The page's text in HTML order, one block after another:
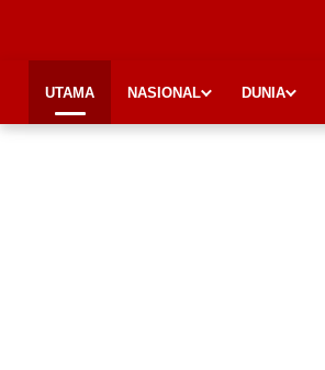
UTAMA NASIONAL DUNIA